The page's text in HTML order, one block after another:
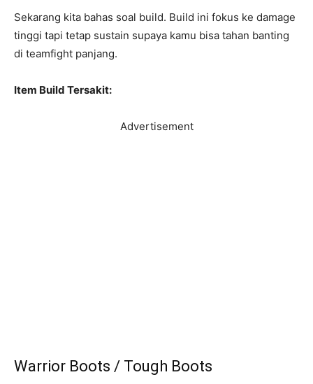
Sekarang kita bahas soal build. Build ini fokus ke damage
tinggi tapi tetap sustain supaya kamu bisa tahan banting
di teamfight panjang.
Item Build Tersakit:
Advertisement
Warrior Boots / Tough Boots